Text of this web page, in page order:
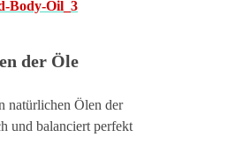
der Öle
natürlichen Ölen der
und balanciert perfekt